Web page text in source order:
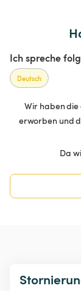
Ich spreche
Deutsch
Wir haben die
erworben und
Da